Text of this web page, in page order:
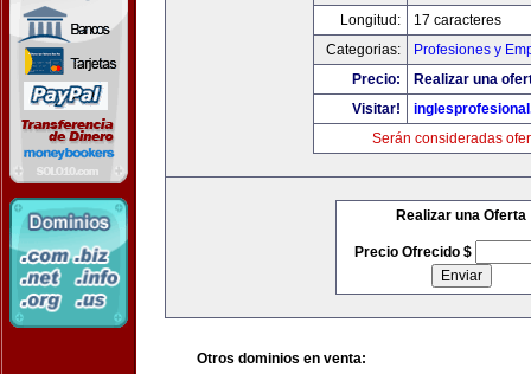
Longitud:
17 caracteres
Categorias:
Profesiones y
Precio:
Realizar una
Visitar!
Serán consideradas
Realizar una Oferta
Precio Ofrecido $
Otros dominios en venta: